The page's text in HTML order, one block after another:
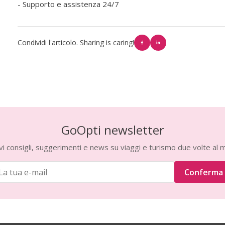
- Supporto e assistenza 24/7
Condividi l'articolo. Sharing is caring!
GoOpti newsletter
consigli, suggerimenti e news su viaggi e turismo due volte al
Conferma